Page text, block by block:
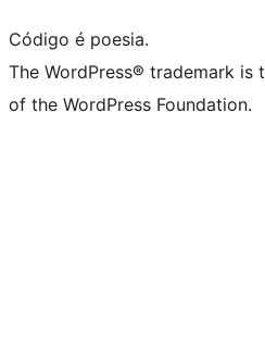
Código é poesia.
The WordPress® trademark
of the WordPress Foundation.